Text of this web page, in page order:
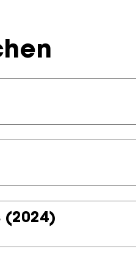
(2024)